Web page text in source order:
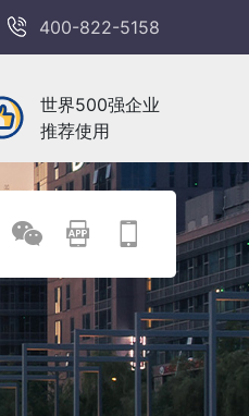
400-822-5158
世界500强企业
推荐使用